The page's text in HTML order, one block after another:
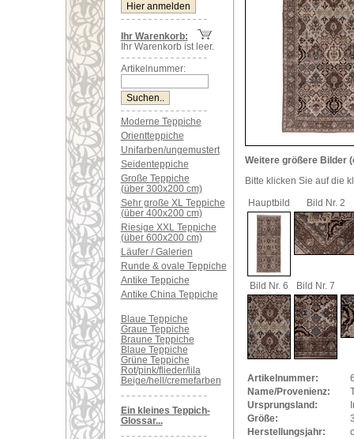
Ihr Warenkorb:
Ihr Warenkorb ist leer.
Artikelnummer:
Moderne Teppiche
Orientteppiche
Unifarben/ungemustert
Seidenteppiche
Große Teppiche
(über 300x200 cm)
Sehr große XL Teppiche
(über 400x200 cm)
Riesige XXL Teppiche
(über 600x200 cm)
Läufer / Galerien
Runde & ovale Teppiche
Antike Teppiche
Antike China Teppiche
Blaue Teppiche
Graue Teppiche
Braune Teppiche
Blaue Teppiche
Grüne Teppiche
Rot/pink/flieder/lila
Beige/hell/cremefarben
Ein kleines Teppich-
Glossar...
Weitere größere Bilder
Bitte klicken Sie auf die
Hauptbild
Bild Nr. 2
Bild Nr. 6 Bild Nr. 7
Artikelnummer:
Name/Provenienz:
Ursprungsland:
Größe:
Herstellungsjahr: